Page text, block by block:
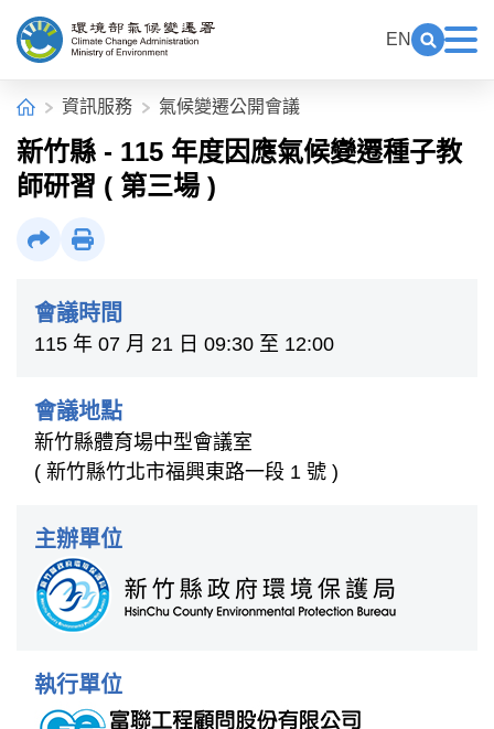
EN
首頁資訊服務 氣候變遷公開會議
新竹縣 - 115 年度因應氣候變遷種子教
師研習 ( 第三場 )
會議時間
115 年 07 月 21 日 09:30 至 12:00
會議地點
新竹縣體育場中型會議室
( 新竹縣竹北市福興東路一段 1 號 )
主辦單位
執行單位